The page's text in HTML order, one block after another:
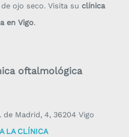
ojo seco. Visita su clínica
en Vigo.
oftalmológica
Madrid, 4, 36204 Vigo
LA CLÍNICA